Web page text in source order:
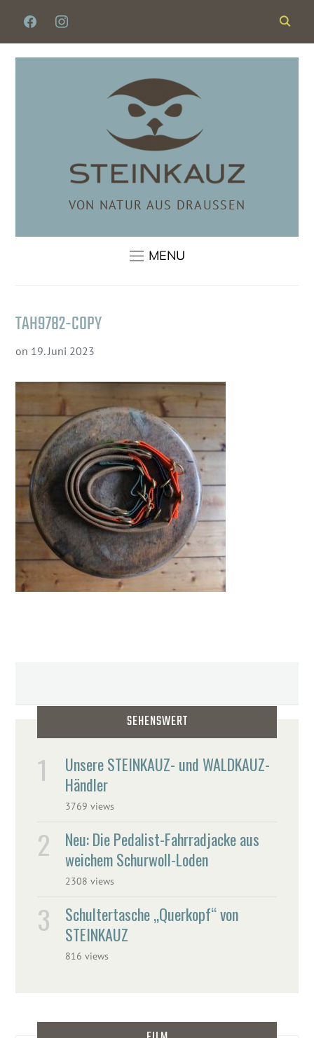
FACEBOOKINSTAGRAM
VON NATUR AUS DRAUSSEN
MENU
TAH9782-COPY
on 19. Juni 2023
SEHENSWERT
Unsere STEINKAUZ- und WALDKAUZ-
Händler
3769 views
Neu: Die Pedalist-Fahrradjacke aus
weichem Schurwoll-Loden
2308 views
Schultertasche „Querkopf“ von
STEINKAUZ
816 views